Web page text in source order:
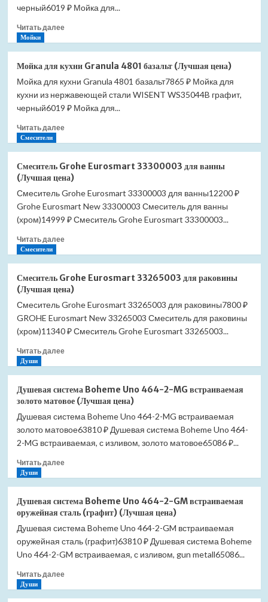
4801
(Лучшая
черный6019 ₽ Мойка для...
Читать далееПрочитать
для
кухни
Granula
4801
(Лучшая
Мойки
Мойка для кухни Granula 4801 базальт (Лучшая цена)
Мойка для кухни Granula 4801 базальт7865 ₽ Мойка для
кухни из нержавеющей стали WISENT WS35044B графит,
черный6019 ₽ Мойка для...
Читать далееПрочитать
Мойка
для
кухни
Granula
4801
базальт
цена)
Смесители
Смеситель Grohe Eurosmart 33300003 для ванны
(Лучшая цена)
Смеситель Grohe Eurosmart 33300003 для ванны12200 ₽
Grohe Eurosmart New 33300003 Смеситель для ванны
(хром)14999 ₽ Смеситель Grohe Eurosmart 33300003...
Читать далееПрочитать
Смеситель
Grohe
Eurosmart
33300003
для
ванны
цена)
Смесители
Смеситель Grohe Eurosmart 33265003 для раковины
(Лучшая цена)
Смеситель Grohe Eurosmart 33265003 для раковины7800 ₽
GROHE Eurosmart New 33265003 Смеситель для раковины
(хром)11340 ₽ Смеситель Grohe Eurosmart 33265003...
Читать далееПрочитать
Смеситель
Grohe
Eurosmart
33265003
для
раковины
цена)
Души
Душевая система Boheme Uno 464-2-MG встраиваемая
золото матовое (Лучшая цена)
Душевая система Boheme Uno 464-2-MG встраиваемая
золото матовое63810 ₽ Душевая система Boheme Uno 464-
2-MG встраиваемая, с изливом, золото матовое65086 ₽...
Читать далееПрочитать
система
Boheme
Uno
464-
2-
встраиваемая
матовое
Души
Душевая система Boheme Uno 464-2-GM встраиваемая
оружейная сталь (графит) (Лучшая цена)
Душевая система Boheme Uno 464-2-GM встраиваемая
оружейная сталь (графит)63810 ₽ Душевая система Boheme
Uno 464-2-GM встраиваемая, с изливом, gun metall65086...
Читать далееПрочитать
Души